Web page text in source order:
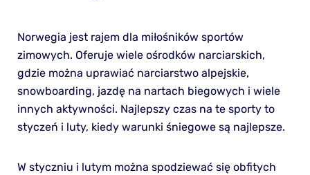
Norwegia jest rajem dla miłośników sportów
zimowych. Oferuje wiele ośrodków narciarskich,
gdzie można uprawiać narciarstwo alpejskie,
snowboarding, jazdę na nartach biegowych i wiele
innych aktywności. Najlepszy czas na te sporty to
styczeń i luty, kiedy warunki śniegowe są najlepsze.
W styczniu i lutym można spodziewać się obfitych